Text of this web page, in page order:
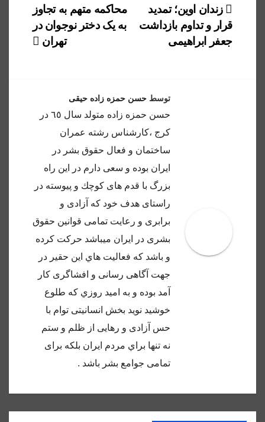
راهبری
نوشته
محاکمه متهم به تجاوز
به یک دختر نوجوان در
تهران
زندان اوین؛ تمدید
قرار و تداوم بازداشت
جعفر ابراهیمی
توسط حسن حمزه زاده حیقی
حسن حمزه زاده متولد سال ٦٥ در
كرج ،كارشناس رشته عمران
ساختمان و فعال حقوق بشر در
ايران بوده و سعى دارم در اين راه
بزرگ با قدم هاى كوچك و پيوسته در
راستاى هدف خود كه آزادى و
برابرى و رعايت تمامى قوانين حقوق
بشرى در ايران ميباشد حركت كرده
و باشد كه فعاليت هاي اين حقير در
جهت آگاهى رسانى و افشاگرى كار
آمد بوده و به اميد روزي كه طلوع
خوشيد نويد بخش انسانيتى توام با
حس آزادى و رهايى از ظلم و ستم
نه تنها براي مردم ايران بلكه براى
تمامى جوامع بشر باشد .